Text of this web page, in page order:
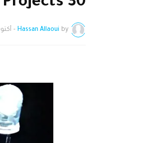
by
Hassan Allaoui
- أكتوبر 13,